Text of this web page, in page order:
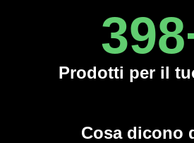
450
Prodotti per il
Cosa dicono